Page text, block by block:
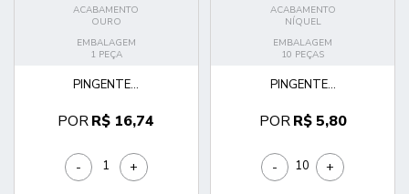
ACABAMENTO
OURO
EMBALAGEM
1 PEÇA
PINGENTE...
PORR$ 16,74
- +
ACABAMENTO
NÍQUEL
EMBALAGEM
10 PEÇAS
PINGENTE...
PORR$ 5,80
- +